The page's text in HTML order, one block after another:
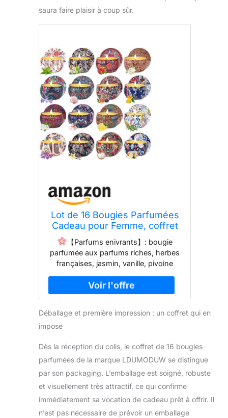
saura faire plaisir à coup sûr.
Lot de 16 Bougies Parfumées
Cadeau pour Femme, coffret
cadeau femme,
D'Aromathérapie en Cire de
Soja Parfumée Naturelle Pour
Cadeau pour Anniversaire
Maman Fête des Mères Bain
Yoga Valentin Noël
【Parfums enivrants】: bougie
parfumée aux parfums riches, herbes
françaises, jasmin, vanille, pivoine
sel de mer, rose, romarin, printemps,
poire anglaise, menthe, lavande,
fraise. Donnez un air frais et un
sommeil profond. Aide à soulager
fatigue, idéal pour le yoga, le bain, le
spa, etc. pour vous et vous procure
une sensation de détente, crée une
Mais elle peut également créer une
atmosphère romantique et
chaleureuse, et l'arôme ne disparaît
Déballage et première impression : un coffret qui en
impose
Dès la réception du colis, le coffret de 16 bougies
parfumées de la marque LDUMODUW se distingue
par son packaging. L’emballage est soigné, robuste
et visuellement très attractif, ce qui confirme
immédiatement sa vocation de cadeau prêt à offrir. Il
n’est pas nécessaire de prévoir un emballage